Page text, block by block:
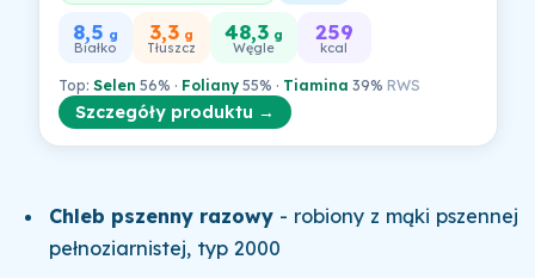
8,5 g
Białko
3,3 g
Tłuszcz
48,3 g
Węgle
259
kcal
Top: Selen 56% · Foliany55% · Tiamina 39% RWS
Szczegóły produktu →
Chleb pszenny razowy - robiony z mąki pszennej
pełnoziarnistej, typ 2000